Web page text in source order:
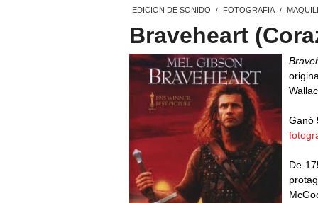
EDICION DE SONIDO / FOTOGRAFIA /
Braveheart
Ganó
De